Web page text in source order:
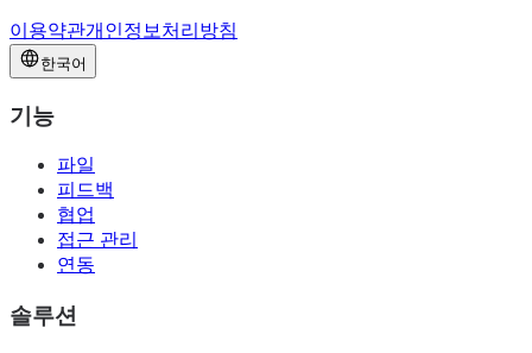
이용약관개인정보처리방침
한국어
기능
파일
피드백
협업
접근 관리
연동
솔루션